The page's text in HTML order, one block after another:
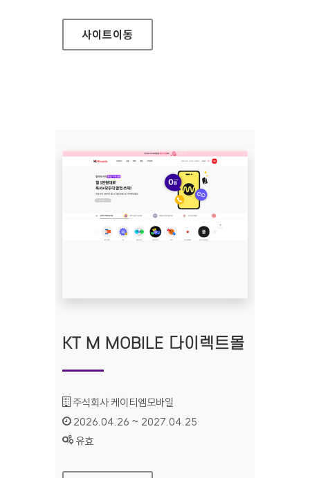
사이트이동
KT M MOBILE 다이렉트몰
기관명 :
주식회사 케이티엠모바일
인증기간 :
2026.04.26 ~ 2027.04.25
상태 :
유효